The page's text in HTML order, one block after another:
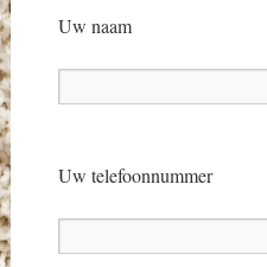
Uw naam
Uw telefoonnummer